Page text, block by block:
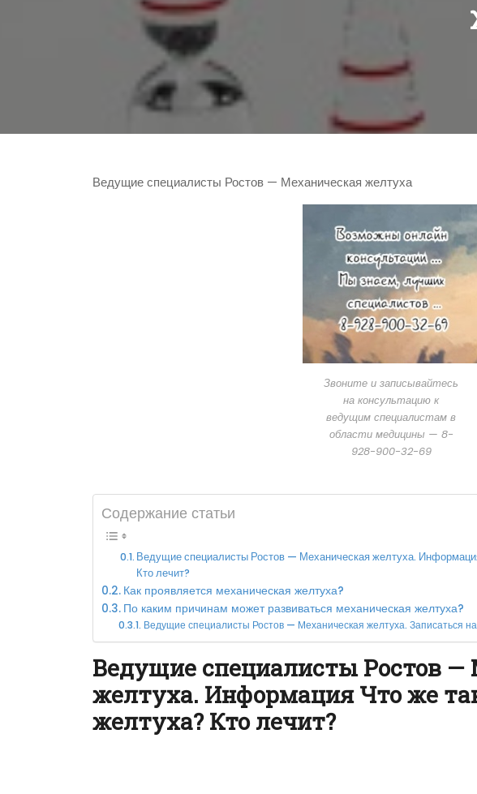
Ведущие специалисты Ростов — Механическая желтуха
Звоните и записывайтесь
на консультацию к
ведущим специалистам в
области медицины — 8-
928-900-32-69
Содержание статьи
Ведущие специалисты Ростов — Механическая желтуха.
Кто лечит?
Как проявляется механическая желтуха?
По каким причинам может развиваться механическая желтуха?
Ведущие специалисты Ростов — Механическая желтуха. Записаться
Ведущие специалисты Ростов —
желтуха. Информация Что же
желтуха? Кто лечит?